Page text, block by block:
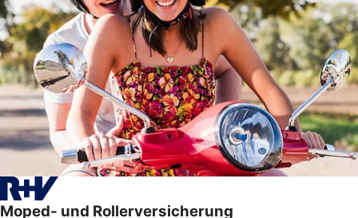
Moped- und Rollerversicherung